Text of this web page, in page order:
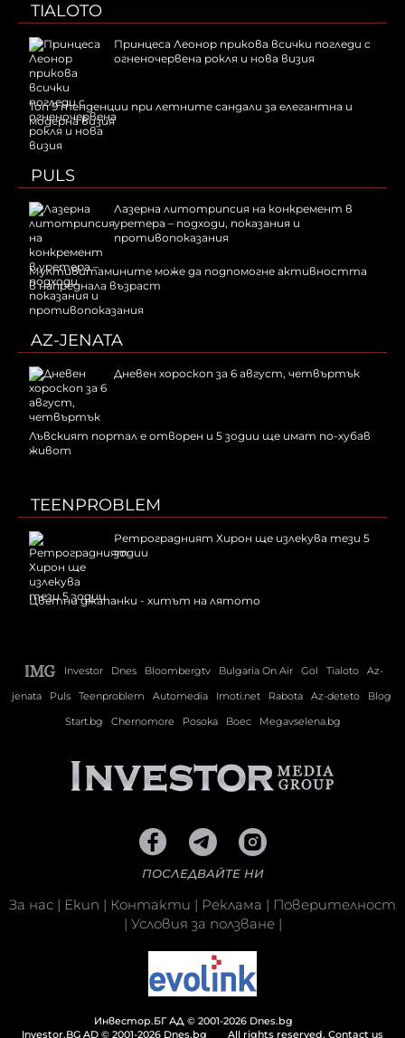
TIALOTO
Принцеса Леонор прикова всички погледи с
огненочервена рокля и нова визия
Топ 9 тенденции при летните сандали за елегантна и
модерна визия
PULS
Лазерна литотрипсия на конкремент в
уретера – подходи, показания и
противопоказания
Мултивитамините може да подпомогне активността
в напреднала възраст
AZ-JENATA
Дневен хороскоп за 6 август, четвъртък
Лъвският портал е отворен и 5 зодии ще имат по-хубав
живот
TEENPROBLEM
Ретроградният Хирон ще излекува тези 5
зодии
Цветни джапанки - хитът на лятото
Investor Dnes Bloombergtv Bulgaria On Air Gol Tialoto
Az-
jenata
Puls Teenproblem Automedia Imoti.net Rabota Az-deteto
Blog
Start.bg
Chernomore Posoka Boec Megavselena.bg
ПОСЛЕДВАЙТЕ НИ
За нас | Екип | Контакти | Реклама | Поверителност
| Условия за ползване|
Инвестор.БГ АД © 2001-2026 Dnes.bg
Investor.BG AD © 2001-2026 Dnes.bg
All rights reserved. Contact us